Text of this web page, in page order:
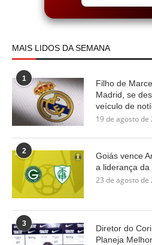
MAIS LIDOS DA SEMANA
1
Filho de
Madrid, se
veículo de
19 de agosto de
2
Goiás vence
a liderança da
23 de agosto de
3
Diretor do
Planeja